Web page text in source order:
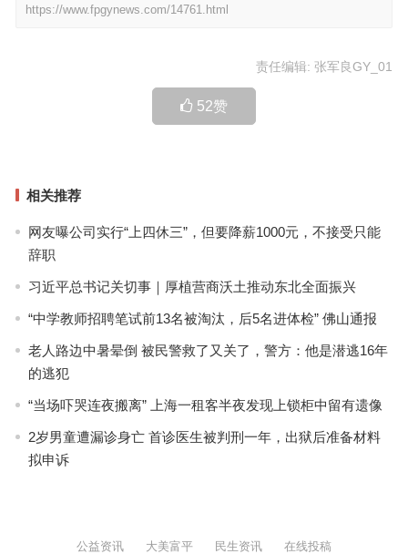
https://www.fpgynews.com/14761.html
责任编辑: 张军良GY_01
52赞
相关推荐
网友曝公司实行“上四休三”，但要降薪1000元，不接受只能
辞职
习近平总书记关切事｜厚植营商沃土推动东北全面振兴
“中学教师招聘笔试前13名被淘汰，后5名进体检” 佛山通报
老人路边中暑晕倒 被民警救了又关了，警方：他是潜逃16年
的逃犯
“当场吓哭连夜搬离” 上海一租客半夜发现上锁柜中留有遗像
2岁男童遭漏诊身亡 首诊医生被判刑一年，出狱后准备材料
拟申诉
公益资讯 大美富平 民生资讯 在线投稿